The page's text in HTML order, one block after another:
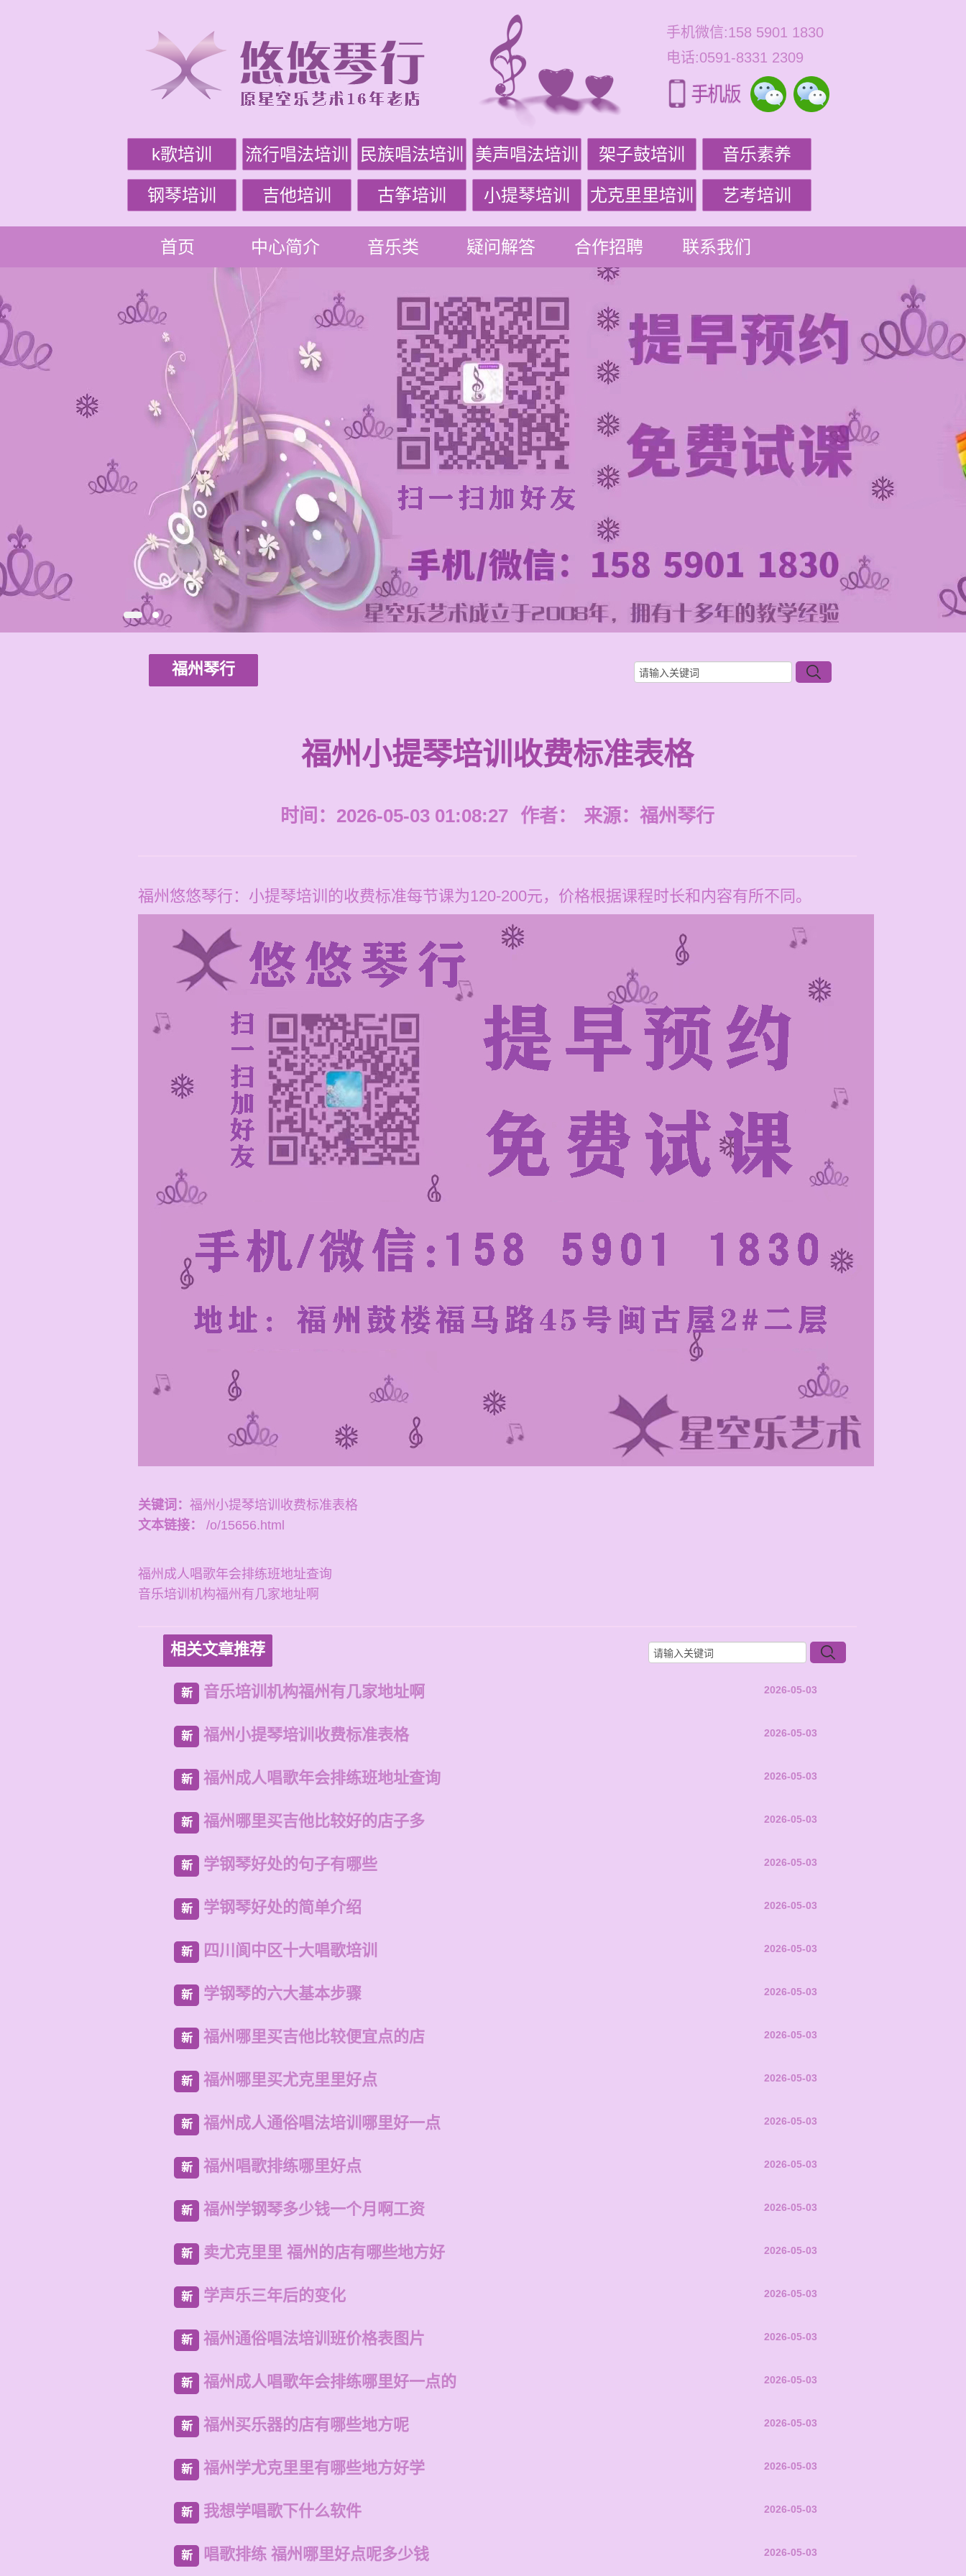
手机微信:158 5901 1830
电话:0591-8331 2309
k歌培训 流行唱法培训 民族唱法培训 美声唱法培训 架子鼓培训 音乐素养
钢琴培训 吉他培训 古筝培训 小提琴培训 尤克里里培训 艺考培训
首页 中心简介 音乐类 疑问解答 合作招聘 联系我们
福州琴行
福州小提琴培训收费标准表格
时间：2026-05-03 01:08:27 作者： 来源： 福州琴行
福州悠悠琴行：小提琴培训的收费标准每节课为120-200元，价格根据课程时长和内容有所不同。
关键词： 福州小提琴培训收费标准表格
文本链接：
/o/15656.html
福州成人唱歌年会排练班地址查询
音乐培训机构福州有几家地址啊
相关文章推荐
新 音乐培训机构福州有几家地址啊 2026-05-03
新 福州小提琴培训收费标准表格 2026-05-03
新 福州成人唱歌年会排练班地址查询 2026-05-03
新 福州哪里买吉他比较好的店子多 2026-05-03
新 学钢琴好处的句子有哪些 2026-05-03
新 学钢琴好处的简单介绍 2026-05-03
新 四川阆中区十大唱歌培训 2026-05-03
新 学钢琴的六大基本步骤 2026-05-03
新 福州哪里买吉他比较便宜点的店 2026-05-03
新 福州哪里买尤克里里好点 2026-05-03
新 福州成人通俗唱法培训哪里好一点 2026-05-03
新 福州唱歌排练哪里好点 2026-05-03
新 福州学钢琴多少钱一个月啊工资 2026-05-03
新 卖尤克里里 福州的店有哪些地方好 2026-05-03
新 学声乐三年后的变化 2026-05-03
新 福州通俗唱法培训班价格表图片 2026-05-03
新 福州成人唱歌年会排练哪里好一点的 2026-05-03
新 福州买乐器的店有哪些地方呢 2026-05-03
新 福州学尤克里里有哪些地方好学 2026-05-03
新 我想学唱歌下什么软件 2026-05-03
新 唱歌排练 福州哪里好点呢多少钱 2026-05-03